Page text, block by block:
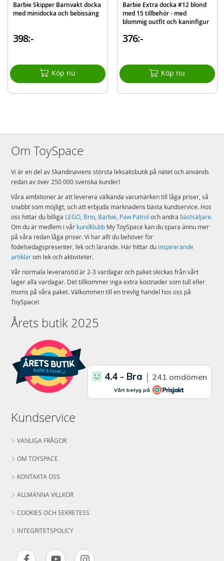
Barbie Skipper Barnvakt docka
med minidocka och bebissäng
398:-
Köp nu
Barbie Extra docka #12 blond
med 15 tillbehör - med
blommig outfit och kaninfigur
376:-
Köp nu
Om ToySpace
Vi är en del av Skandinaviens största leksaksbutik på nätet och används
redan av över 250 000 svenska kunder!
Våra ambitioner är att leverera välkända varumärken till låga priser, så
snabbt som möjligt, och att erbjuda marknadens bästa kundservice. Hos
oss hittar du billiga LEGO, Brio, Barbie, Paw Patrol och andra bästsäljare.
Om du är medlem i vår kundklubb My ToySpace kan du spara ännu mer
på våra redan låga priser. Vi har allt du behöver för
födelsedagspresenter, lek och lärande. Här hittar du inspirerande
artiklarom lek och aktiviteter.
Vår normala leveranstid är 2-3 vardagar och paket skickas från vårt
lager alla vardagar. Det tillkommer inga extra kostnader som tull eller
moms på våra paket. Välkommen till en trevlig handel hos oss på
ToySpace!
Årets butik 2025
Kundservice
VANLIGA FRÅGOR
OM TOYSPACE
KONTAKTA OSS
ALLMÄNNA VILLKOR
COOKIES OCH SEKRETESS
INTEGRITETSPOLICY